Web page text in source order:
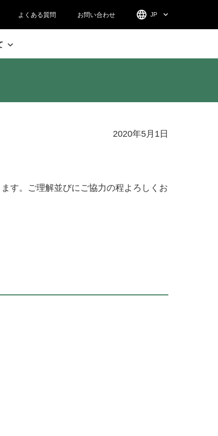
よくある質問 お問い合わせ JP
2020年5月1日
す。ご理解並びにご協力の程よろしくお